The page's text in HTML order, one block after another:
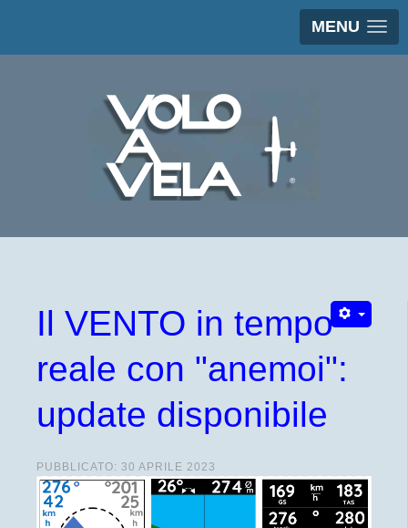
MENU
Il VENTO in tempo
reale con "anemoi":
update disponibile
PUBBLICATO: 30 APRILE 2023